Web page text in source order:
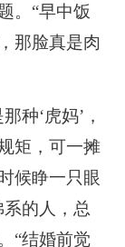
。“早中饭
那脸真是肉
‘虎妈’，
矩，可一摊
候睁一只眼
的人，总
“结婚前觉